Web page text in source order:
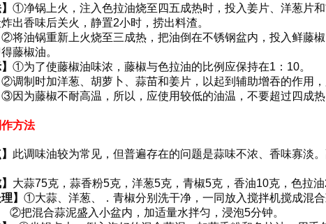
①净锅上火，注入色拉油烧至四五成热时，投入姜片、洋葱片和
出香味后关火，静置2小时，捞出料渣。
新上火烧至三成热，把油倒在不锈钢盆内，投入鲜藤椒，
藤椒油。
①为了使藤椒油味浓，藤椒与色拉油的比例应保持在1：10。
洋葱、胡萝卜、蒜苗和姜片，以起到辅助增吞的作用，用
不耐高温，所以，应使用较低的油温，不要超过四成热
方法
此调味油较为常见，但普遍存在的问题是蒜味不浓、香味寡淡
大蒜75克，蒜香粉5克，洋葱5克，青椒5克，香油10克，色拉油
】 ①大蒜、洋葱、．青椒分别洗干净，一同放入搅拌机搅成混合
泥盛入小盆内，加适量水拌匀，浸泡5分钟。